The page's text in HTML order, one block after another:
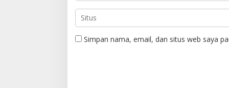
Simpan nama, email, dan situs web saya